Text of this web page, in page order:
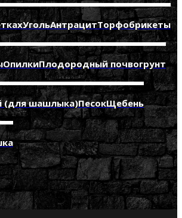
УгольАнтрацитТорфобрикеты
ОпилкиПлодородный почвогрунт
(для шашлыка)ПесокЩебень